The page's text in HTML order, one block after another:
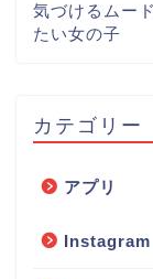
気づけるムー
たい女の子
カテゴリー
アプリ
Instagram